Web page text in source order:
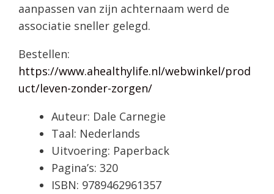
aanpassen van zijn achternaam werd de
associatie sneller gelegd.
Bestellen:
https://www.ahealthylife.nl/webwinkel/prod
uct/leven-zonder-zorgen/
Auteur: Dale Carnegie
Taal: Nederlands
Uitvoering: Paperback
Pagina’s: 320
ISBN: 9789462961357